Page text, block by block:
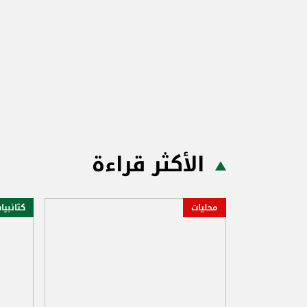
الأكثر قراءة
محليات